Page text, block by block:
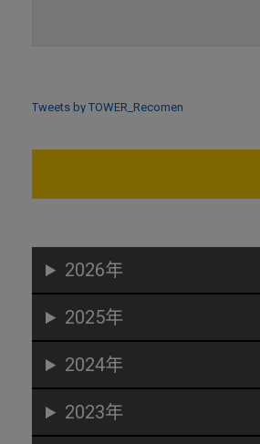
Tweets by TOWER_Recomen
2026年
2025年
2024年
2023年